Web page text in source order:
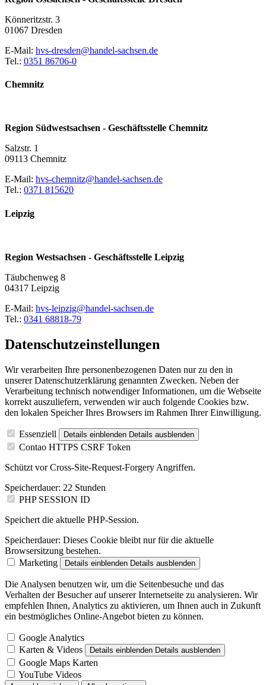
Könneritzstr. 3
01067 Dresden
E-Mail: hvs-dresden@handel-sachsen.de
Tel.: 0351 86706-0
Chemnitz
Region Südwestsachsen - Geschäftsstelle Chemnitz
Salzstr. 1
09113 Chemnitz
E-Mail: hvs-chemnitz@handel-sachsen.de
Tel.: 0371 815620
Leipzig
Region Westsachsen - Geschäftsstelle Leipzig
Täubchenweg 8
04317 Leipzig
E-Mail: hvs-leipzig@handel-sachsen.de
Tel.: 0341 68818-79
Datenschutzeinstellungen
Wir verarbeiten Ihre personenbezogenen Daten nur zu den in
unserer Datenschutzerklärung genannten Zwecken. Neben der
Verarbeitung technisch notwendiger Informationen, um die Webseite
korrekt auszuliefern, verwenden wir auch folgende Cookies bzw.
den lokalen Speicher Ihres Browsers im Rahmen Ihrer Einwilligung.
Essenziell Details einblenden Details ausblenden
Contao HTTPS CSRF Token
Schützt vor Cross-Site-Request-Forgery Angriffen.
Speicherdauer: 22 Stunden
PHP SESSION ID
Speichert die aktuelle PHP-Session.
Speicherdauer: Dieses Cookie bleibt nur für die aktuelle
Browsersitzung bestehen.
Marketing
Details einblenden Details ausblenden
Die Analysen benutzen wir, um die Seitenbesuche und das
Verhalten der Besucher auf unserer Internetseite zu analysieren. Wir
empfehlen Ihnen, Analytics zu aktivieren, um Ihnen auch in Zukunft
ein bestmögliches Online-Angebot bieten zu können.
Google Analytics
Karten & Videos
Details einblenden Details ausblenden
Google Maps Karten
YouTube Videos